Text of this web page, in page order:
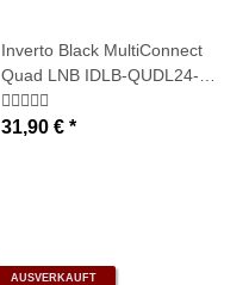
Inverto Black MultiConnect
Quad LNB IDLB-QUDL24-
MULTI-0PP
31,90 € *
AUSVERKAUFT